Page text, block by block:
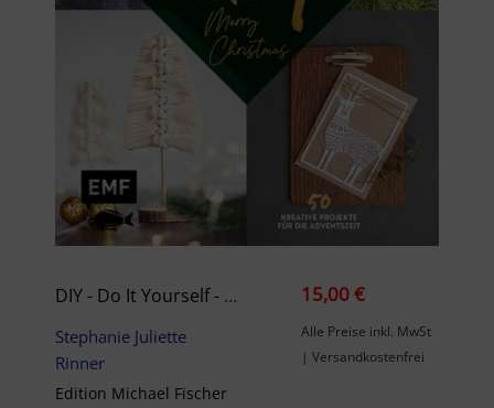
DIY - Do It Yourself - Merry Christmas
Stephanie Juliette
Rinner
Edition Michael Fischer
15,00 €
Alle Preise inkl. MwSt
| Versandkostenfrei